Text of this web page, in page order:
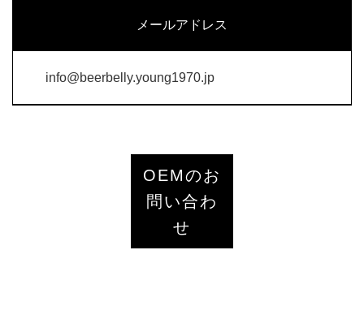
メールアドレス
info@beerbelly.young1970.jp
OEMのお
問い合わ
せ